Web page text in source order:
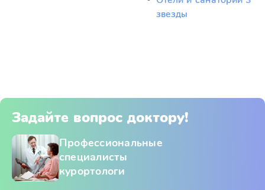
звезды
Задайте вопрос доктору!
Профессиональные
специалисты
курортологи